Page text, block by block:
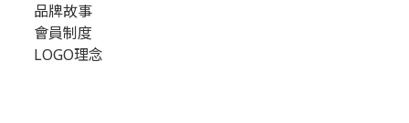
品牌故事
會員制度
LOGO理念